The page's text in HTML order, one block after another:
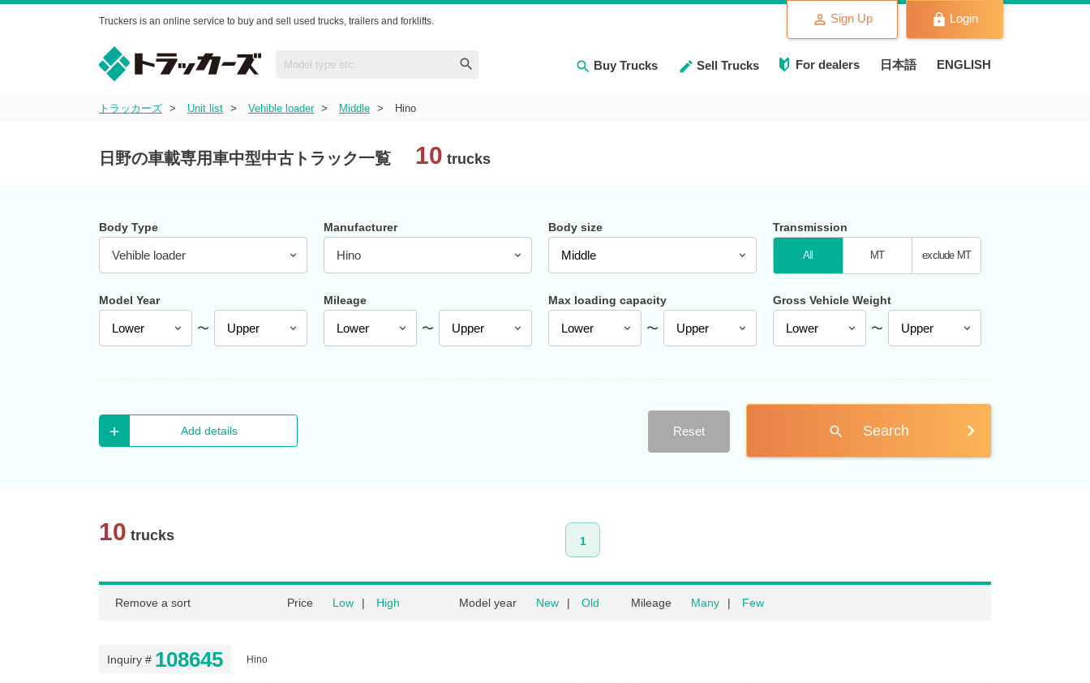
Truckers is an online service to buy and sell used trucks, trailers and forklifts.
Buy Trucks Sell Trucks For dealers 日本語 ENGLISH
Sign Up Login
トラッカーズ Unit list Vehible loader Middle Hino
日野の車載専用車中型中古トラック一覧 10 trucks
Body Type
Vehible loader
Manufacturer
Hino
Body size Transmission
All MT exclude MT
Model Year
〜
Mileage
〜
Max loading capacity
〜
Gross Vehicle Weight
〜
Add details Reset search Search
10 trucks 1
Remove a sort Price Low High Model year New Old Mileage Many Few
Inquiry # 108645 Hino